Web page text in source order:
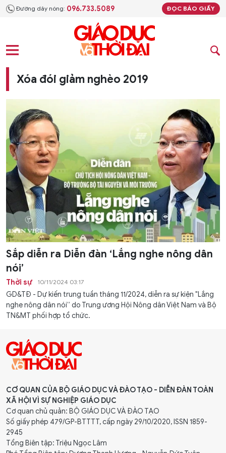
Đường dây nóng: 096.733.5089 ĐỌC BÁO GIẤY
Xóa đói giảm nghèo 2019
Sắp diễn ra Diễn đàn ‘Lắng nghe nông dân
nói’
Thời sự 10/11/2024 03:17
GD&TĐ - Dự kiến trung tuần tháng 11/2024, diễn ra sự kiện "Lắng
nghe nông dân nói” do Trung ương Hội Nông dân Việt Nam và Bộ
TN&MT phối hợp tổ chức.
CƠ QUAN CỦA BỘ GIÁO DỤC VÀ ĐÀO TẠO - DIỄN ĐÀN TOÀN
XÃ HỘI VÌ SỰ NGHIỆP GIÁO DỤC
Cơ quan chủ quản: BỘ GIÁO DỤC VÀ ĐÀO TẠO
Số giấy phép 479/GP-BTTTT, cấp ngày 29/10/2020, ISSN 1859-
2945
Tổng Biên tập: Triệu Ngọc Lâm